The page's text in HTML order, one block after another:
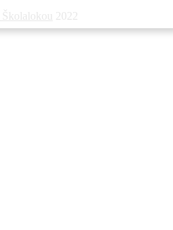
Školalokou 2022